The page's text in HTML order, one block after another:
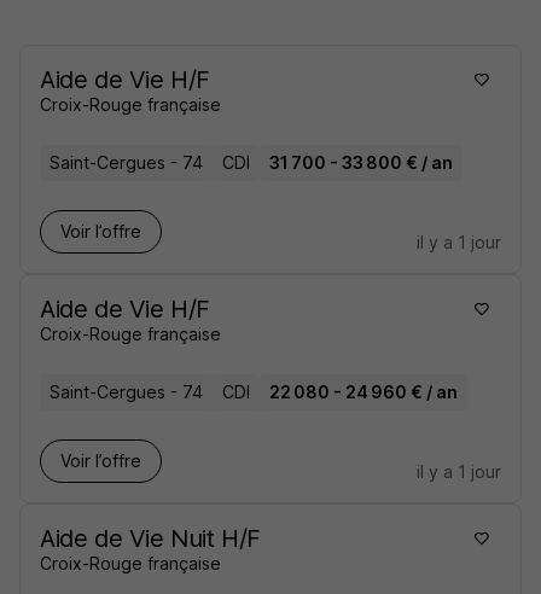
Aide de Vie H/F
Croix-Rouge française
Saint-Cergues - 74 CDI 31 700 - 33 800 € / an
Voir l’offre
il y a 1 jour
Aide de Vie H/F
Croix-Rouge française
Saint-Cergues - 74 CDI 22 080 - 24 960 € / an
Voir l’offre
il y a 1 jour
Aide de Vie Nuit H/F
Croix-Rouge française